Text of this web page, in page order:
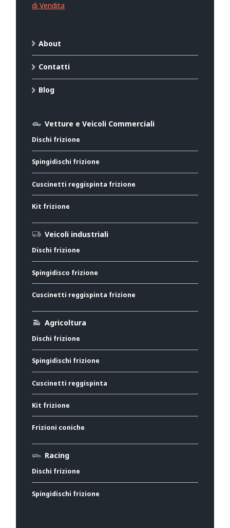
di Vendita
About
Contatti
Blog
Vetture e Veicoli Commerciali
Dischi frizione
Spingidischi frizione
Cuscinetti reggispinta frizione
Kit frizione
Veicoli industriali
Dischi frizione
Spingidisco frizione
Cuscinetti reggispinta frizione
Agricoltura
Dischi frizione
Spingidischi frizione
Cuscinetti reggispinta
Kit frizione
Frizioni coniche
Racing
Dischi frizione
Spingidischi frizione